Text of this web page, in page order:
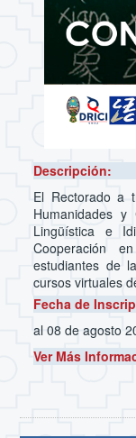
Descripción:
El Rectorado a
Humanidades
Lingüística e
Cooperación
estudiantes de
cursos virtuales
Fecha de
al 08 de agosto
Ver Más